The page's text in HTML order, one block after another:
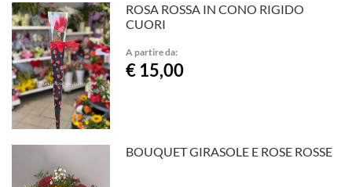
ROSA ROSSA IN CONO RIGIDO
CUORI
A partire da:
€ 15,00
BOUQUET GIRASOLE E ROSE ROSSE